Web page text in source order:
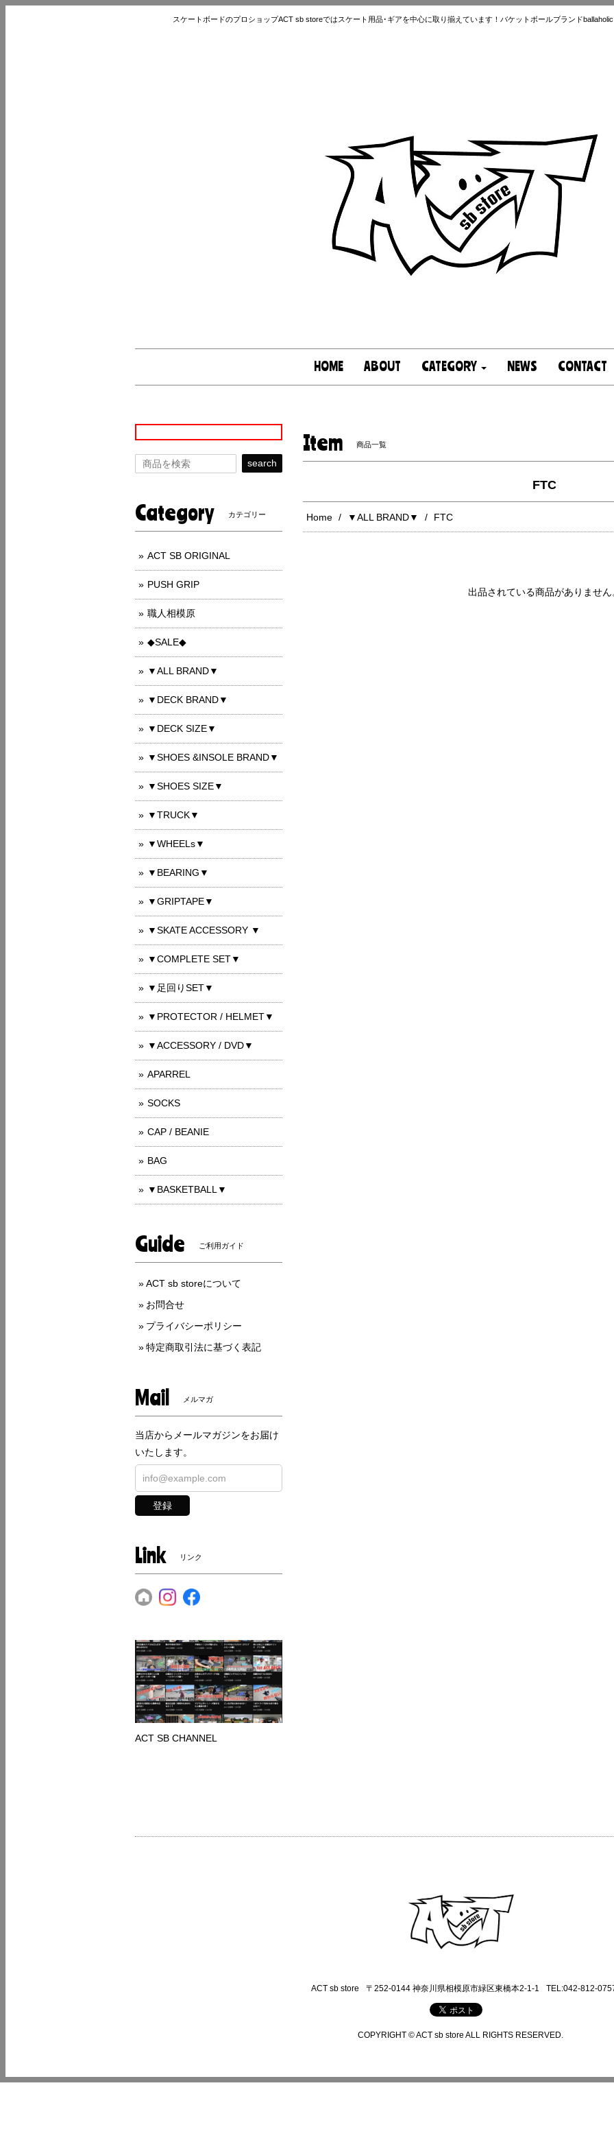
スケートボードのプロショップACT sb storeではスケート用品･ギアを中心に取り揃えています！バケットボールブランド
HOME ABOUT CATEGORY NEWS CONTACT
Item 商品一覧
FTC
Home ▼ALL BRAND▼ FTC
出品されている商品がありません
search
Category カテゴリー
ACT SB ORIGINAL
PUSH GRIP
職人相模原
◆SALE◆
▼ALL BRAND▼
▼DECK BRAND▼
▼DECK SIZE▼
▼SHOES &INSOLE BRAND▼
▼SHOES SIZE▼
▼TRUCK▼
▼WHEELs▼
▼BEARING▼
▼GRIPTAPE▼
▼SKATE ACCESSORY ▼
▼COMPLETE SET▼
▼足回りSET▼
▼PROTECTOR / HELMET▼
▼ACCESSORY / DVD▼
APARREL
SOCKS
CAP / BEANIE
BAG
▼BASKETBALL▼
Guide ご利用ガイド
ACT sb storeについて
お問合せ
プライバシーポリシー
特定商取引法に基づく表記
Mail メルマガ
当店からメールマガジンをお届け
いたします。
登録
Link リンク
ACT SB CHANNEL
ACT sb store 〒252-0144 神奈川県相模原市緑区東橋本2-1-1 TEL:042-812-
COPYRIGHT © ACT sb store ALL RIGHTS RESERVED.